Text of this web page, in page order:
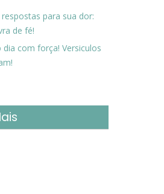
para sua dor:
de fé!
dia com força! Versiculos